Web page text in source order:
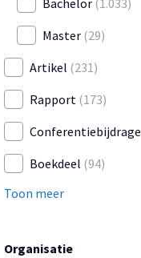
Bachelor (1.033)
Master (29)
Artikel (231)
Rapport (173)
Conferentiebijdrage
Boekdeel (94)
Toon meer
Organisatie